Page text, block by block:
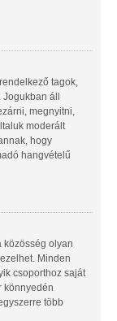
tagok,
Jogukban áll
megnyitni,
moderált
hogy
hangvételű
közösség olyan
Minden
csoporthoz saját
könnyedén
több